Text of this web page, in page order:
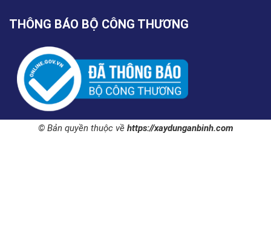
THÔNG BÁO BỘ CÔNG THƯƠNG
© Bản quyền thuộc về https://xaydunganbinh.com